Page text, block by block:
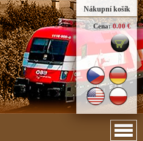
Nákupní košík
Cena: 0.00 €